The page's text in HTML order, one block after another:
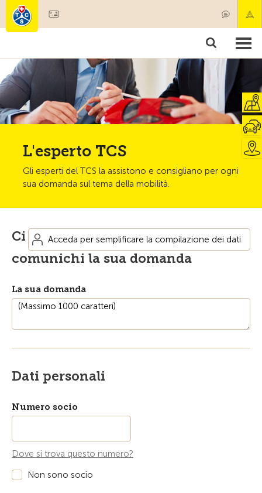
Societariato & prestazioni
Test, sicurezza & salute
L'esperto TCS
Gli esperti del TCS la assistono e consigliano per ogni
sua domanda sul tema della mobilità.
Acceda per semplificare la compilazione dei dati
Ci
comunichi la sua domanda
La sua domanda
Dati personali
Numero socio
Dove si trova questo numero?
Non sono socio